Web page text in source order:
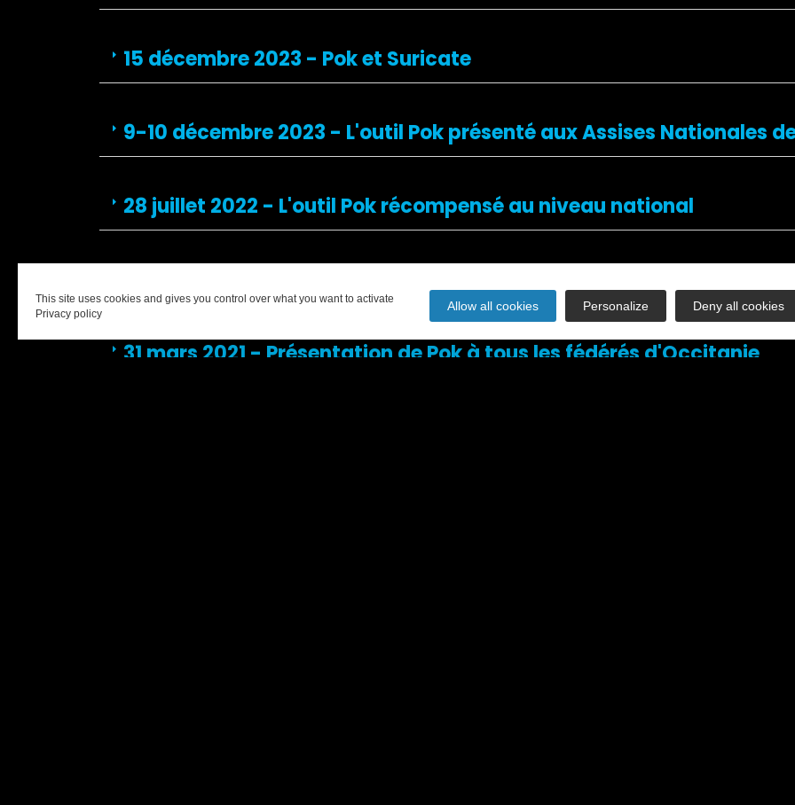
15 décembre 2023 - Pok et Suricate
9-10 décembre 2023 - L'outil Pok présenté aux Assises Nationales
28 juillet 2022 - L'outil Pok récompensé au niveau national
31 mars 2021 - Présentation de Pok à tous les fédérés d'Occitanie
This site uses cookies and gives you control over what you want to activate
Privacy policy
Allow all cookies Personalize Deny all cookies